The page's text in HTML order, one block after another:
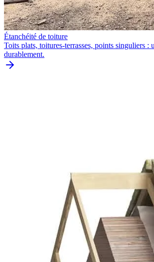
Étanchéité de toiture
Toits plats, toitures-terrasses, points singuliers :
durablement.